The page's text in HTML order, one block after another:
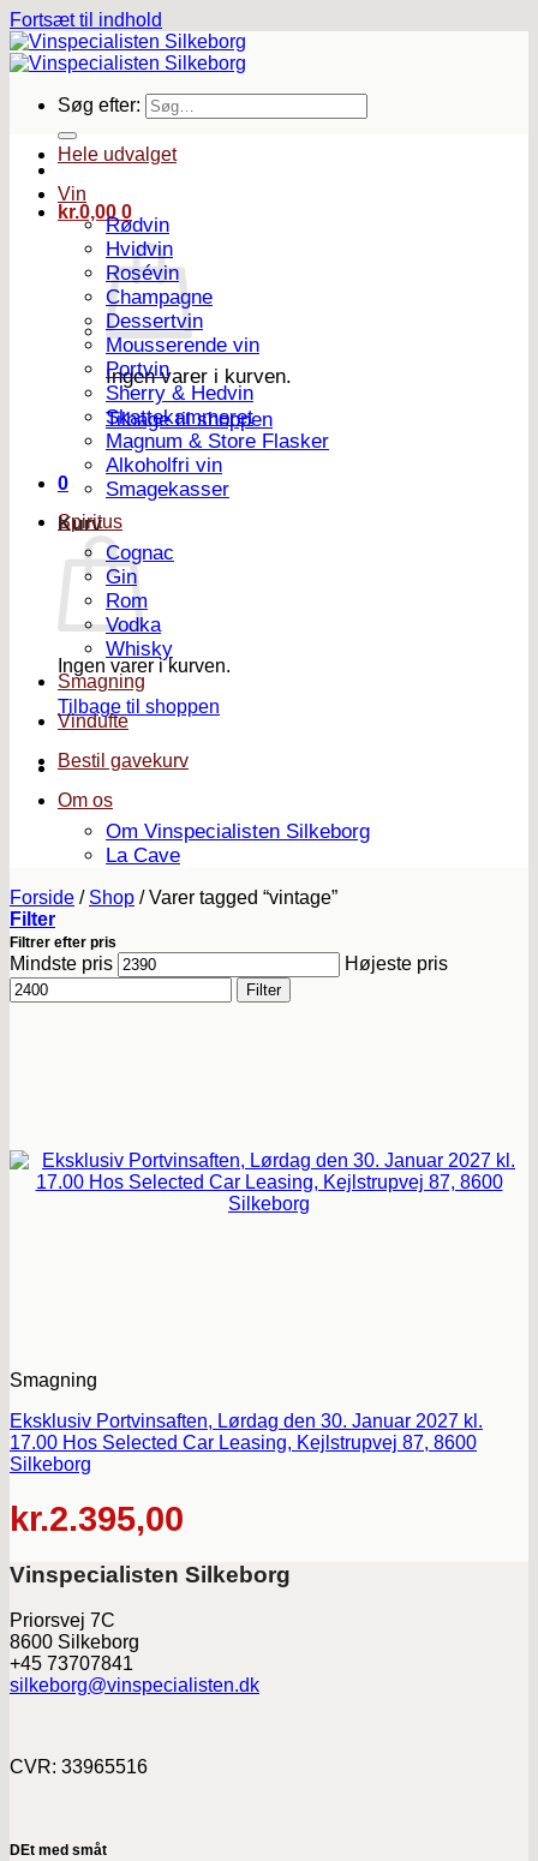
Fortsæt til indhold
Søg efter:
kr.0,00 0
Ingen varer i kurven.
Tilbage til shoppen
0
Kurv
Ingen varer i kurven.
Tilbage til shoppen
Hele udvalget
Vin
Rødvin
Hvidvin
Rosévin
Champagne
Dessertvin
Mousserende vin
Portvin
Sherry & Hedvin
Skattekammeret
Magnum & Store Flasker
Alkoholfri vin
Smagekasser
Spiritus
Cognac
Gin
Rom
Vodka
Whisky
Smagning
Vindufte
Bestil gavekurv
Om os
Om Vinspecialisten Silkeborg
La Cave
Forside / Shop /Varer tagged “vintage”
Filter
Filtrer efter pris
Mindste pris Højeste pris
Filter
Smagning
Eksklusiv Portvinsaften, Lørdag den 30. Januar 2027 kl.
17.00 Hos Selected Car Leasing, Kejlstrupvej 87, 8600
Silkeborg
kr.2.395,00
Vinspecialisten Silkeborg
Priorsvej 7C
8600 Silkeborg
+45 73707841
silkeborg@vinspecialisten.dk
CVR: 33965516
DEt med småt